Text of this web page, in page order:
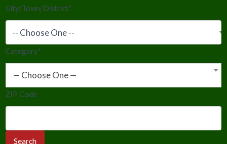
City/Town/District*
Category*
— Choose One —
ZIP Code